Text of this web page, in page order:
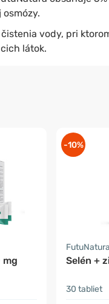
vody, pri
látok.
mg
-10%
FutuNatura
Selén +
30 tabliet